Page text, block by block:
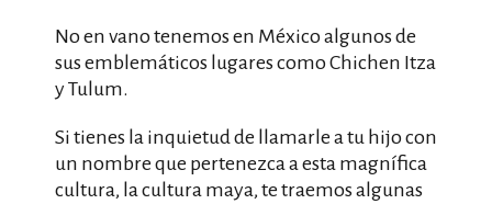
No en vano tenemos en México algunos de
sus emblemáticos lugares como Chichen Itza
y Tulum.
Si tienes la inquietud de llamarle a tu hijo con
un nombre que pertenezca a esta magnífica
cultura, la cultura maya, te traemos algunas